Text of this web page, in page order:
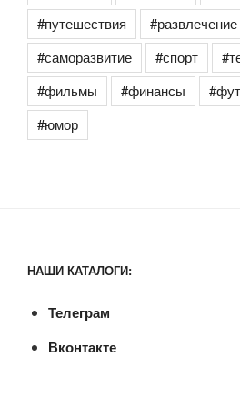
#путешествия
#развлечение
#саморазвитие
#спорт
#фильмы
#финансы
#юмор
НАШИ КАТАЛОГИ:
Телеграм
Вконтакте